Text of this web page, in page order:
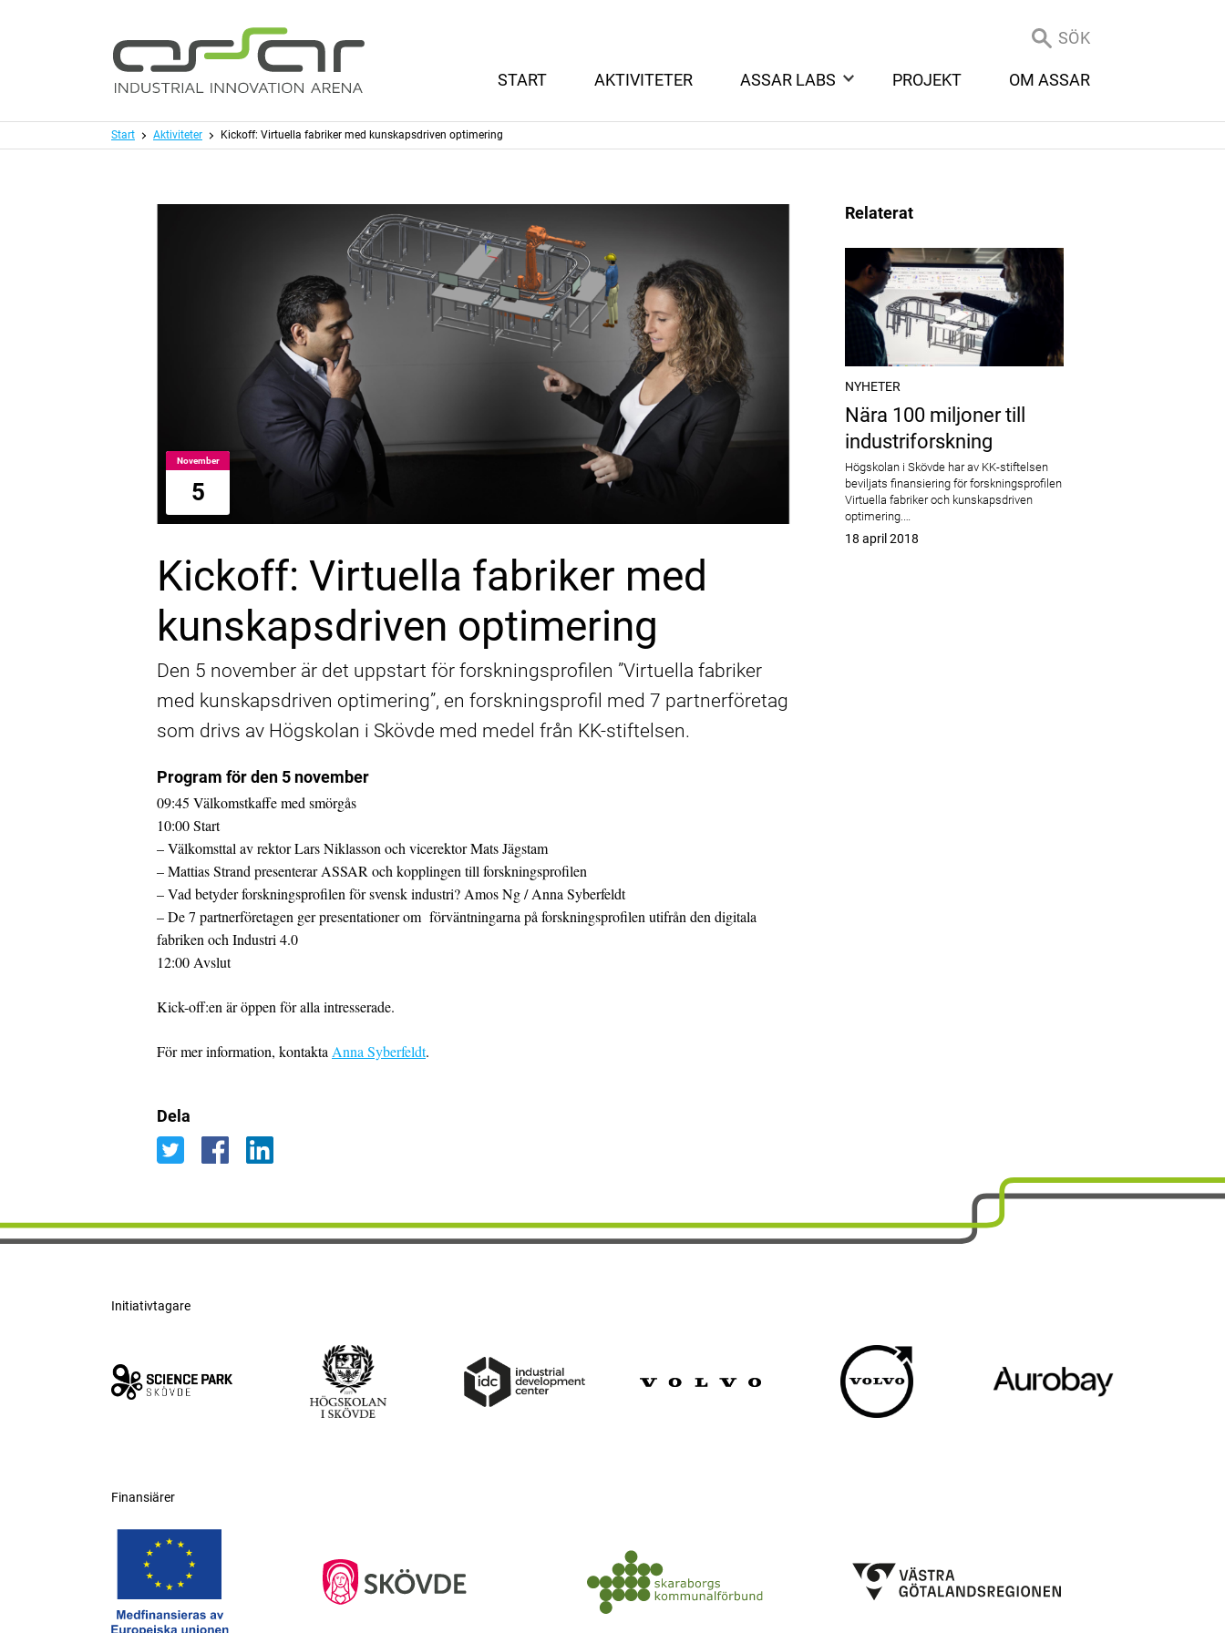
SÖK
START
AKTIVITETER ASSAR LABS PROJEKT OM ASSAR
Start Aktiviteter Kickoff: Virtuella fabriker med kunskapsdriven optimering
November
5
Kickoff: Virtuella fabriker med
kunskapsdriven optimering
Den 5 november är det uppstart för forskningsprofilen ”Virtuella fabriker
med kunskapsdriven optimering”, en forskningsprofil med 7 partnerföretag
som drivs av Högskolan i Skövde med medel från KK-stiftelsen.
Program för den 5 november
09:45 Välkomstkaffe med smörgås
10:00 Start
– Välkomsttal av rektor Lars Niklasson och vicerektor Mats Jägstam
– Mattias Strand presenterar ASSAR och kopplingen till forskningsprofilen
– Vad betyder forskningsprofilen för svensk industri? Amos Ng / Anna Syberfeldt
– De 7 partnerföretagen ger presentationer om förväntningarna på forskningsprofilen utifrån den digitala
fabriken och Industri 4.0
12:00 Avslut
Kick-off:en är öppen för alla intresserade.
För mer information, kontakta Anna Syberfeldt.
Dela
Relaterat
NYHETER
Nära 100 miljoner till industriforskning
Nära 100 miljoner till
industriforskning
Högskolan i Skövde har av KK-stiftelsen
beviljats finansiering för forskningsprofilen
Virtuella fabriker och kunskapsdriven
optimering.…
Publicerat
18 april 2018
Initiativtagare
Finansiärer